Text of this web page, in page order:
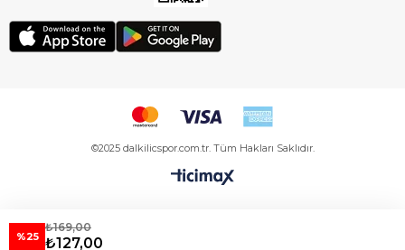
©2025 dalkilicspor.com.tr. Tüm Hakları Saklıdır.
%25
₺169,00
₺127,00